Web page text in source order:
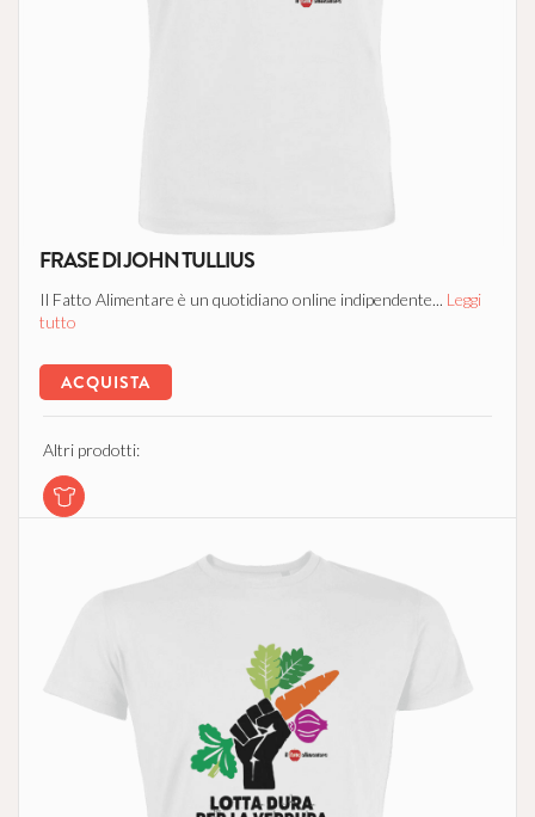
FRASE DI JOHN TULLIUS
Il Fatto Alimentare è un quotidiano online indipendente... Leggi
tutto
ACQUISTA
Altri prodotti: